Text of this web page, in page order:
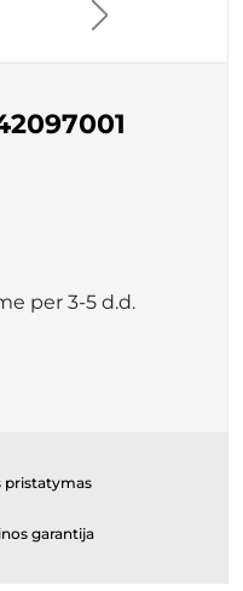
per 3-5 d.d.
pristatymas
garantija